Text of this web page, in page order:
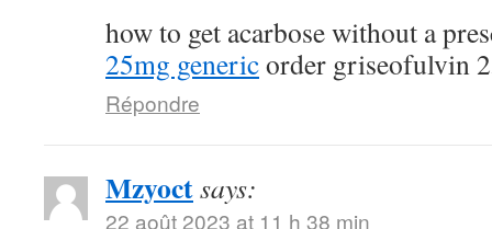
how to get acarbose without a
25mg genericorder griseofulvin
Répondre
Mzyoctsays:
22 août 2023 at 11 h 38 min